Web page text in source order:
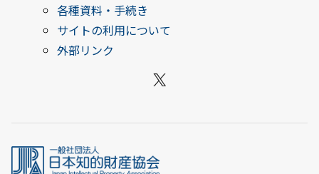
各種資料・手続き
サイトの利用について
外部リンク
X